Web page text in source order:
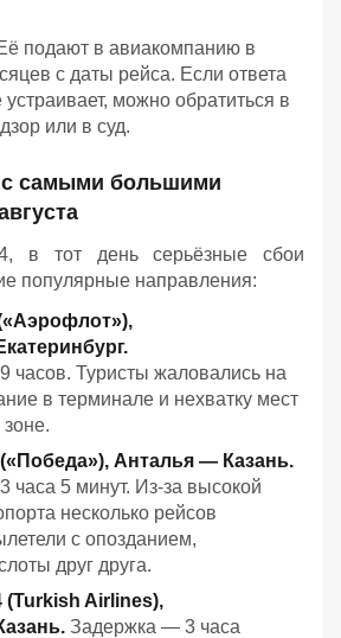
подают в авиакомпанию в
с даты рейса. Если ответа
устраивает, можно обратиться в
или в суд.
самыми большими
в тот день серьёзные сбои
популярные направления:
часов. Туристы жаловались на
в терминале и нехватку мест
зоне.
(«Победа»), Анталья — Казань.
5 минут. Из‑за высокой
несколько рейсов
с опозданием,
друг друга.
(Turkish Airlines),
Задержка — 3 часа